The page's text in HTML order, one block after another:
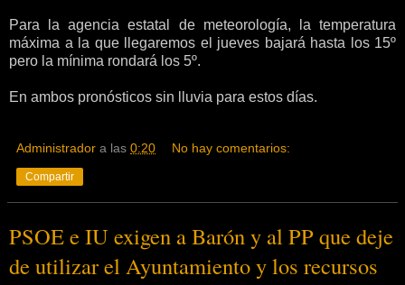
Para la agencia estatal de meteorología, la temperatura
máxima a la que llegaremos el jueves bajará hasta los 15º
pero la mínima rondará los 5º.
En ambos pronósticos sin lluvia para estos días.
Administrador a las 0:20 No hay comentarios:
Compartir
PSOE e IU exigen a Barón y al PP que deje
de utilizar el Ayuntamiento y los recursos